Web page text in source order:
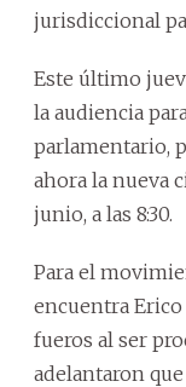
jurisdiccional
Este último
la audiencia
parlamentario,
ahora la nueva
junio, a las 8:30.
Para el
encuentra
fueros al ser
adelantaron